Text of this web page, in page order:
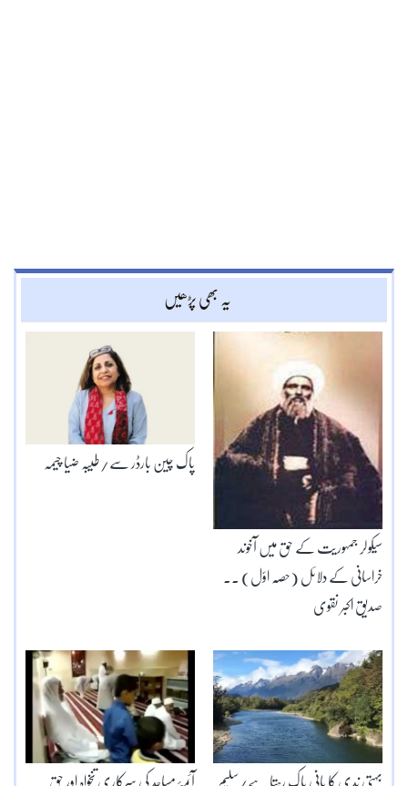
یہ بھی پڑھیں
پاک چین بارڈر سے/طیبہ ضیا چیمہ
سیکولر جمہوریت کے حق میں آخوند
خراسانی کے دلائل (حصّہ اوّل) ۔۔
صدیق اکبر نقوی
آئمۂ مساجد کی سرکاری تنخواہ اور حق بہتی ندی کا پانی پاک رہتا ہے/سلیم